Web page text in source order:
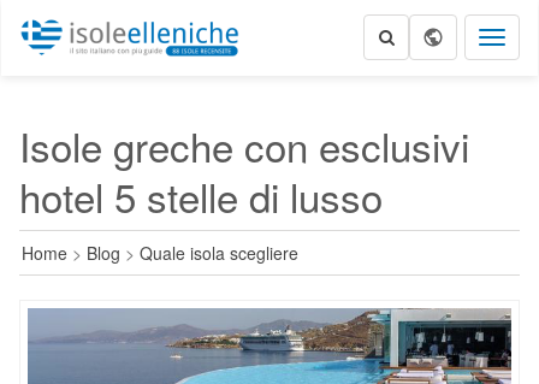
Isole greche con esclusivi
hotel 5 stelle di lusso
Home > Blog > Quale isola scegliere